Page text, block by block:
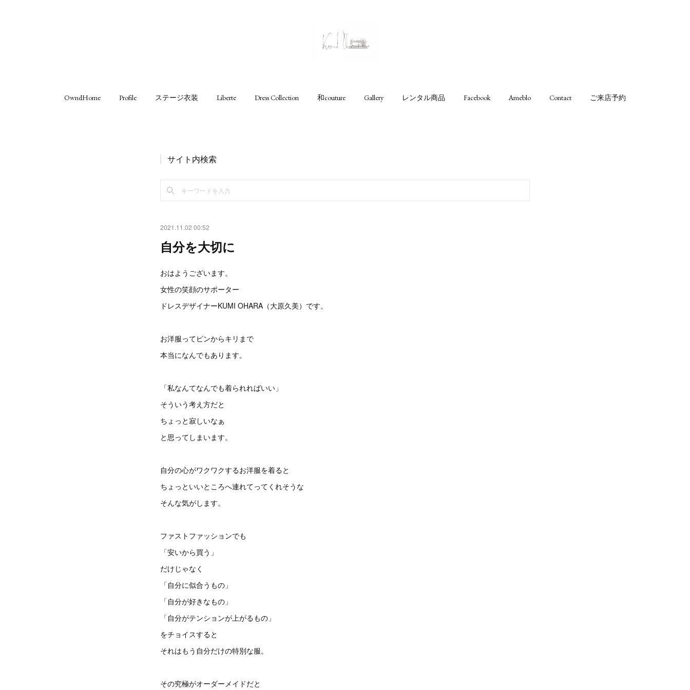
OwndHome Profile ステージ衣装 Liberte Dress Collection 和couture Gallery レンタル商品 Facebook Ameblo Contact ご来店予約
サイト内検索
2021.11.02 00:52
自分を大切に
おはようございます。
女性の笑顔のサポーター
ドレスデザイナーKUMI OHARA（大原久美）です。
お洋服ってピンからキリまで
本当になんでもあります。
「私なんてなんでも着られればいい」
そういう考え方だと
ちょっと寂しいなぁ
と思ってしまいます。
自分の心がワクワクするお洋服を着ると
ちょっといいところへ連れてってくれそうな
そんな気がします。
ファストファッションでも
「安いから買う」
だけじゃなく
「自分に似合うもの」
「自分が好きなもの」
「自分がテンションが上がるもの」
をチョイスすると
それはもう自分だけの特別な服。
その究極がオーダーメイドだと